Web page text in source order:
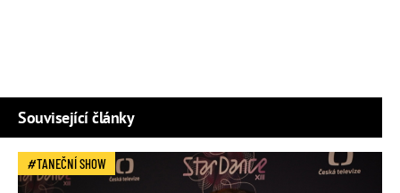
Související články
TANEČNÍ SHOW